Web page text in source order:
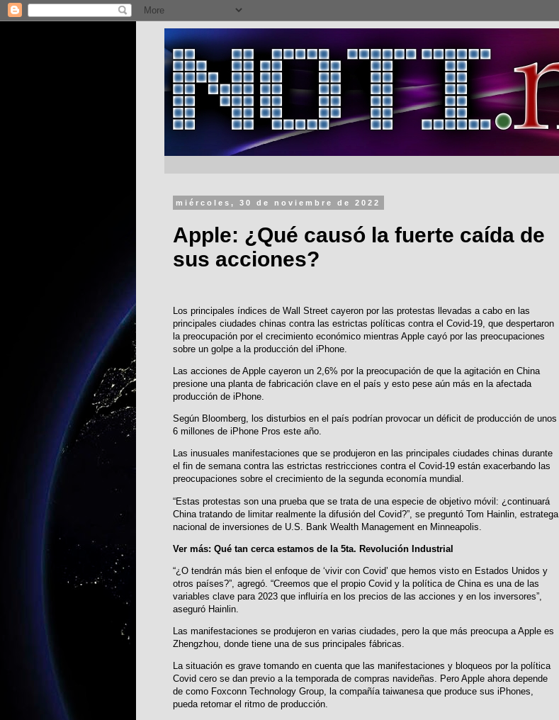
miércoles, 30 de noviembre de 2022
Apple: ¿Qué causó la fuerte caída de
sus acciones?
Los principales índices de Wall Street cayeron por las protestas llevadas a cabo en las
principales ciudades chinas contra las estrictas políticas contra el Covid-19, que despertaron
la preocupación por el crecimiento económico mientras Apple cayó por las preocupaciones
sobre un golpe a la producción del iPhone.
Las acciones de Apple cayeron un 2,6% por la preocupación de que la agitación en China
presione una planta de fabricación clave en el país y esto pese aún más en la afectada
producción de iPhone.
Según Bloomberg, los disturbios en el país podrían provocar un déficit de producción de unos
6 millones de iPhone Pros este año.
Las inusuales manifestaciones que se produjeron en las principales ciudades chinas durante
el fin de semana contra las estrictas restricciones contra el Covid-19 están exacerbando las
preocupaciones sobre el crecimiento de la segunda economía mundial.
“Estas protestas son una prueba que se trata de una especie de objetivo móvil: ¿continuará
China tratando de limitar realmente la difusión del Covid?”, se preguntó Tom Hainlin, estratega
nacional de inversiones de U.S. Bank Wealth Management en Minneapolis.
Ver más: Qué tan cerca estamos de la 5ta. Revolución Industrial
“¿O tendrán más bien el enfoque de ‘vivir con Covid’ que hemos visto en Estados Unidos y
otros países?”, agregó. “Creemos que el propio Covid y la política de China es una de las
variables clave para 2023 que influiría en los precios de las acciones y en los inversores”,
aseguró Hainlin.
Las manifestaciones se produjeron en varias ciudades, pero la que más preocupa a Apple es
Zhengzhou, donde tiene una de sus principales fábricas.
La situación es grave tomando en cuenta que las manifestaciones y bloqueos por la política
Covid cero se dan previo a la temporada de compras navideñas. Pero Apple ahora depende
de como Foxconn Technology Group, la compañía taiwanesa que produce sus iPhones,
pueda retomar el ritmo de producción.